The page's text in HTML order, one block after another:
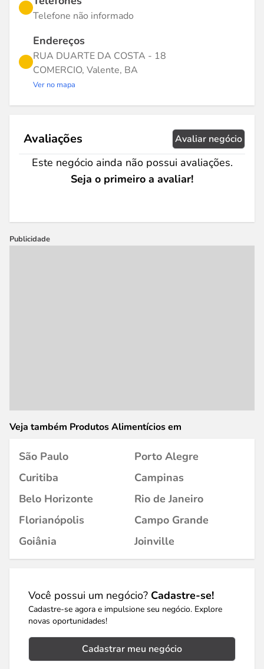
Telefone não informado
Endereços
RUA DUARTE DA COSTA - 18
COMERCIO, Valente, BA
Ver no mapa
Avaliações Avaliar negócio
Este negócio ainda não possui avaliações.
Seja o primeiro a avaliar!
Publicidade
Veja também Produtos Alimentícios em
São Paulo
Porto Alegre
Curitiba
Campinas
Belo Horizonte
Rio de Janeiro
Florianópolis
Campo Grande
Goiânia
Joinville
Você possui um negócio? Cadastre-se!
Cadastre-se agora e impulsione seu negócio. Explore
novas oportunidades!
Cadastrar meu negócio